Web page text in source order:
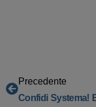
Precedente